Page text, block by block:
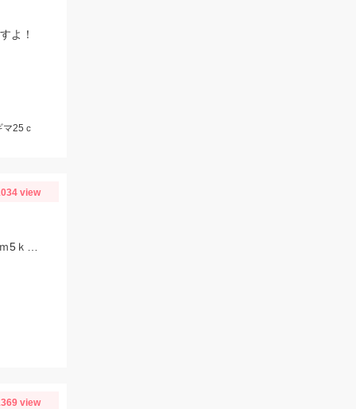
よ！
25ｃ
view
view